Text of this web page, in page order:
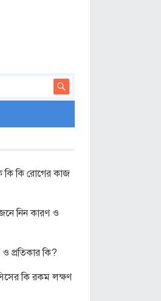
কি কি রোগের কাজ
নিন কারণ ও
প্রতিকার কি?
কি রকম লক্ষণ